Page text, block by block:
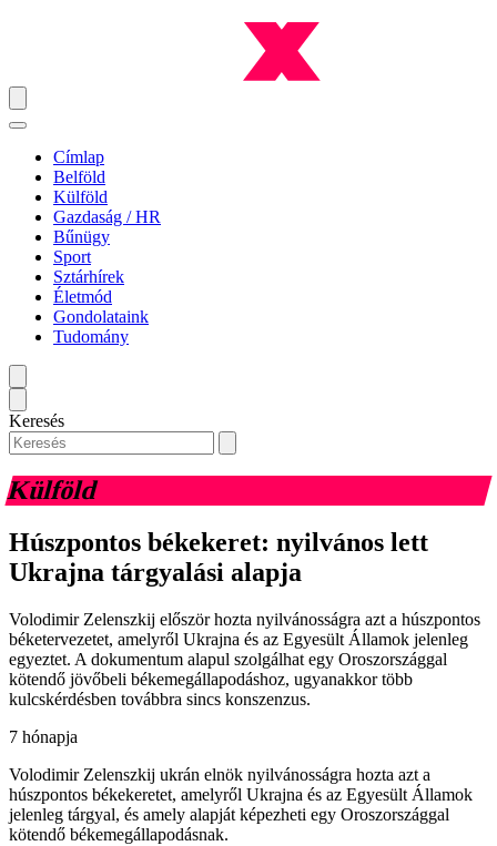
Címlap
Belföld
Külföld
Gazdaság / HR
Bűnügy
Sport
Sztárhírek
Életmód
Gondolataink
Tudomány
Keresés
Külföld
Húszpontos békekeret: nyilvános lett
Ukrajna tárgyalási alapja
Volodimir Zelenszkij először hozta nyilvánosságra azt a húszpontos
béketervezetet, amelyről Ukrajna és az Egyesült Államok jelenleg
egyeztet. A dokumentum alapul szolgálhat egy Oroszországgal
kötendő jövőbeli békemegállapodáshoz, ugyanakkor több
kulcskérdésben továbbra sincs konszenzus.
7 hónapja
Volodimir Zelenszkij ukrán elnök nyilvánosságra hozta azt a
húszpontos békekeretet, amelyről Ukrajna és az Egyesült Államok
jelenleg tárgyal, és amely alapját képezheti egy Oroszországgal
kötendő békemegállapodásnak.